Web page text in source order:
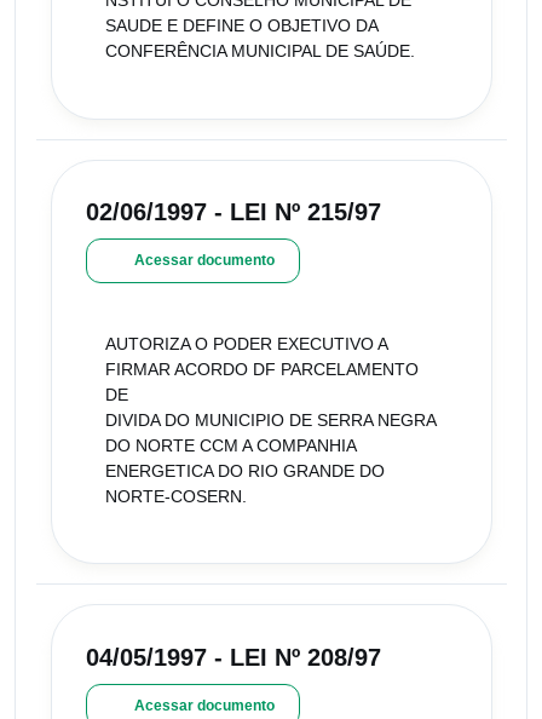
SAUDE E DEFINE O OBJETIVO DA
CONFERÊNCIA MUNICIPAL DE SAÚDE.
02/06/1997 - LEI Nº 215/97
Acessar documento
AUTORIZA O PODER EXECUTIVO A
FIRMAR ACORDO DF PARCELAMENTO
DE
DIVIDA DO MUNICIPIO DE SERRA NEGRA
DO NORTE CCM A COMPANHIA
ENERGETICA DO RIO GRANDE DO
NORTE-COSERN.
04/05/1997 - LEI Nº 208/97
Acessar documento